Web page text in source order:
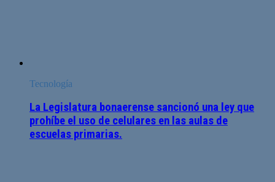
Tecnología
La Legislatura bonaerense sancionó una ley que
prohíbe el uso de celulares en las aulas de
escuelas primarias.